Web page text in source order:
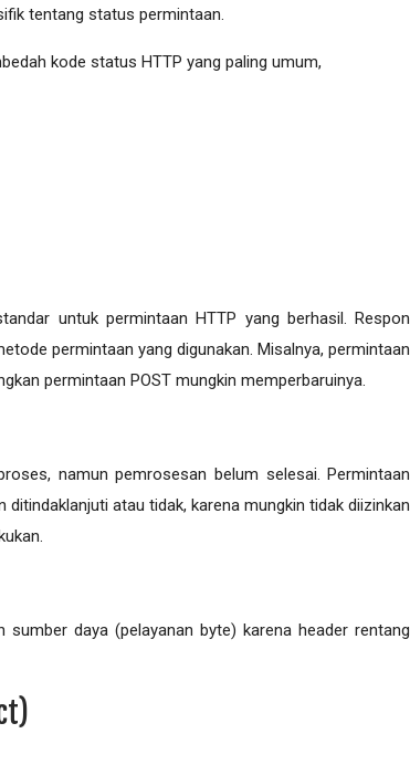
tentang status permintaan.
kode status HTTP yang paling umum,
untuk permintaan HTTP yang berhasil. Respon
permintaan yang digunakan. Misalnya, permintaan
permintaan POST mungkin memperbaruinya.
namun pemrosesan belum selesai. Permintaan
ditindaklanjuti atau tidak, karena mungkin tidak diizinkan
sumber daya (pelayanan byte) karena header rentang